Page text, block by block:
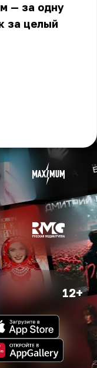
— за одну
за целый
12+